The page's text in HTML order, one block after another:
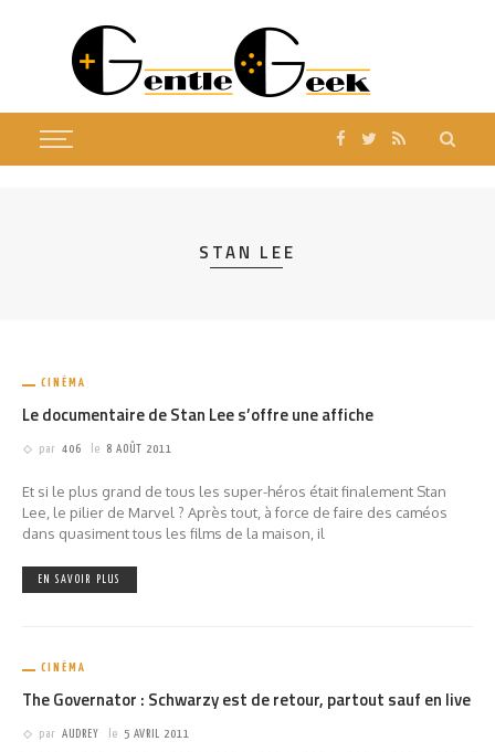
STAN LEE
CINÉMA
Le documentaire de Stan Lee s’offre une affiche
par 406 le 8 AOÛT 2011
Et si le plus grand de tous les super-héros était finalement Stan
Lee, le pilier de Marvel ? Après tout, à force de faire des caméos
dans quasiment tous les films de la maison, il
EN SAVOIR PLUS
CINÉMA
The Governator : Schwarzy est de retour, partout sauf en live
par AUDREY le 5 AVRIL 2011